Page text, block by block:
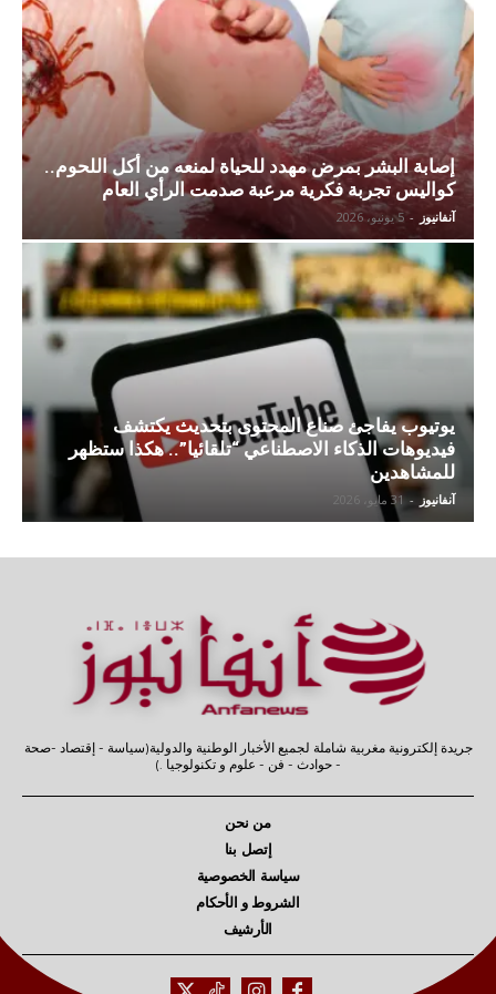
إصابة البشر بمرض مهدد للحياة لمنعه من أكل اللحوم..
كواليس تجربة فكرية مرعبة صدمت الرأي العام
آنفانيوز - 5 يونيو، 2026
يوتيوب يفاجئ صناع المحتوى بتحديث يكتشف
فيديوهات الذكاء الاصطناعي “تلقائيا”.. هكذا ستظهر
للمشاهدين
آنفانيوز - 31 مايو، 2026
جريدة إلكترونية مغربية شاملة لجميع الأخبار الوطنية والدولية(سياسة - إقتصاد -صحة
- حوادث - فن - علوم و تكنولوجيا .)
من نحن
إتصل بنا
سياسة الخصوصية
الشروط و الأحكام
الأرشيف